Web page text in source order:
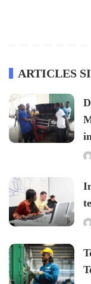
ARTICLES